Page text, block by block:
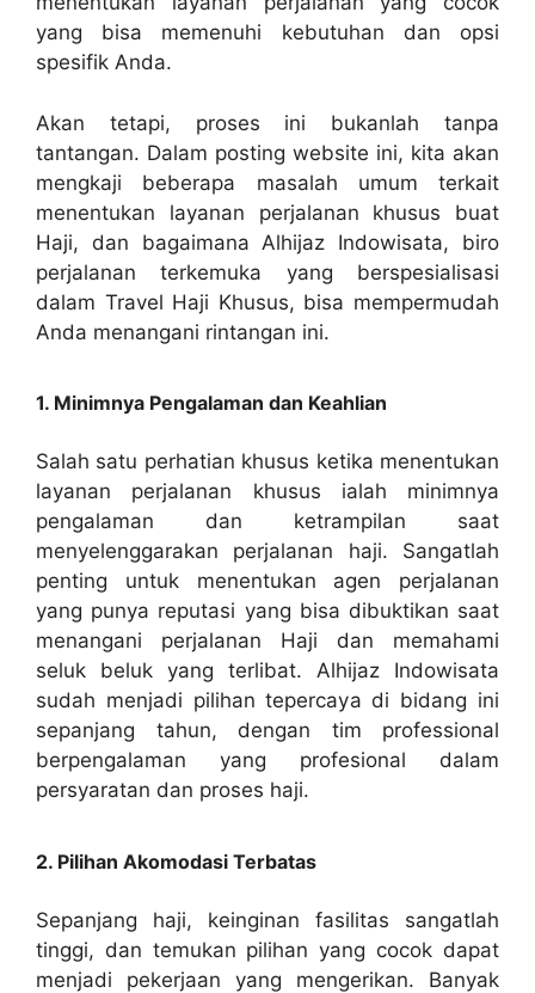
yang bisa memenuhi kebutuhan dan opsi
spesifik Anda.
Akan tetapi, proses ini bukanlah tanpa
tantangan. Dalam posting website ini, kita akan
mengkaji beberapa masalah umum terkait
menentukan layanan perjalanan khusus buat
Haji, dan bagaimana Alhijaz Indowisata, biro
perjalanan terkemuka yang berspesialisasi
dalam Travel Haji Khusus, bisa mempermudah
Anda menangani rintangan ini.
1. Minimnya Pengalaman dan Keahlian
Salah satu perhatian khusus ketika menentukan
layanan perjalanan khusus ialah minimnya
pengalaman dan ketrampilan saat
menyelenggarakan perjalanan haji. Sangatlah
penting untuk menentukan agen perjalanan
yang punya reputasi yang bisa dibuktikan saat
menangani perjalanan Haji dan memahami
seluk beluk yang terlibat. Alhijaz Indowisata
sudah menjadi pilihan tepercaya di bidang ini
sepanjang tahun, dengan tim professional
berpengalaman yang profesional dalam
persyaratan dan proses haji.
2. Pilihan Akomodasi Terbatas
Sepanjang haji, keinginan fasilitas sangatlah
tinggi, dan temukan pilihan yang cocok dapat
menjadi pekerjaan yang mengerikan. Banyak